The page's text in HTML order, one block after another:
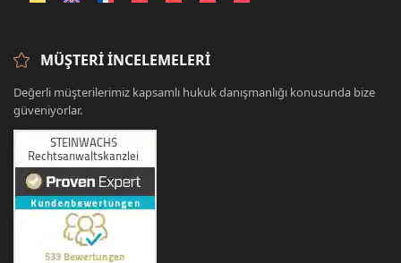
MÜŞTERI İNCELEMELERI
Değerli müşterilerimiz kapsamlı hukuk danışmanlığı konusunda bize
güveniyorlar.